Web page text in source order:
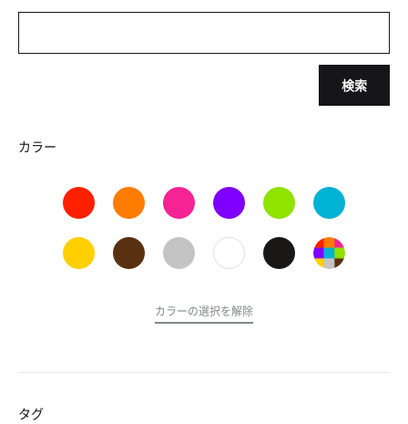
検索
カラー
カラーの選択を解除
タグ